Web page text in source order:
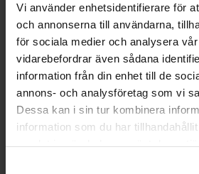
Vi använder enhetsidentifierare för
och annonserna till användarna,
för sociala medier och analysera
vidarebefordrar även sådana
information från din enhet till de
annons- och analysföretag som vi
Dessa kan i sin tur kombinera
information som du har
Vi behöver
Så roligt att du vill fortsätta
Det får du strax göra,utan
Skapa ditt